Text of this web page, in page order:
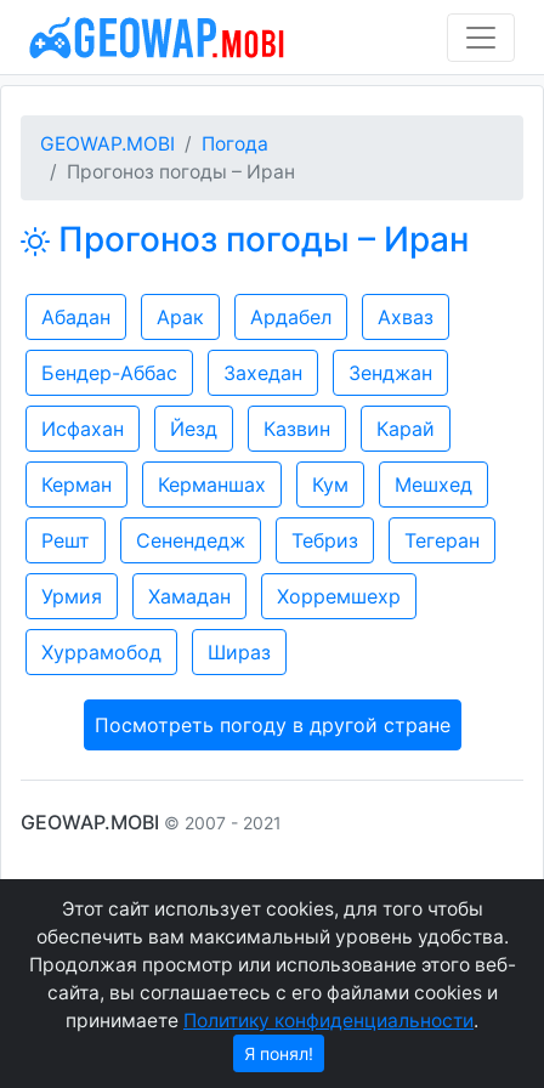
GEOWAP.MOBI
Погода
Прогоноз погоды – Иран
Прогоноз погоды – Иран
Абадан Арак Ардабел Ахваз
Бендер-Аббас Захедан Зенджан
Исфахан Йезд Казвин Карай
Керман Керманшах Кум Мешхед
Решт Сенендедж Тебриз Тегеран
Урмия Хамадан Хорремшехр
Хуррамобод Шираз
Посмотреть погоду в другой стране
GEOWAP.MOBI © 2007 - 2021
Конфиденциальность
Контакты
Этот сайт использует cookies, для того чтобы
обеспечить вам максимальный уровень удобства.
Продолжая просмотр или использование этого веб-
сайта, вы соглашаетесь с его файлами cookies и
принимаете Политику конфиденциальности.
Я понял!